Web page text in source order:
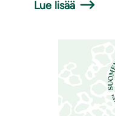
Lue lisää